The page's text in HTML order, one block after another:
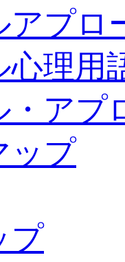
アプロ
心理用
・アプ
ップ
プ